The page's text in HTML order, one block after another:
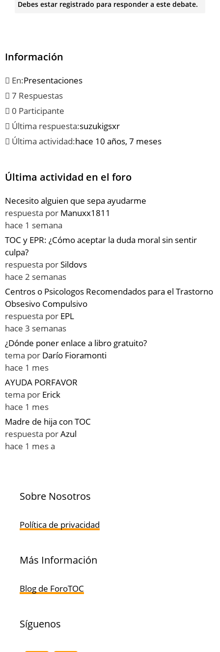
Debes estar registrado para responder a este debate.
Información
En:Presentaciones
7 Respuestas
0 Participante
Última respuesta:suzukigsxr
Última actividad:hace 10 años, 7 meses
Última actividad en el foro
Necesito alguien que sepa ayudarme
respuesta por Manuxx1811
hace 1 semana
TOC y EPR: ¿Cómo aceptar la duda moral sin sentir
culpa?
respuesta porSildovs
hace 2 semanas
Centros o Psicologos Recomendados para el Trastorno
Obsesivo Compulsivo
respuesta por EPL
hace 3 semanas
¿Dónde poner enlace a libro gratuito?
tema por Darío Fioramonti
hace 1 mes
AYUDA PORFAVOR
tema por Erick
hace 1 mes
Madre de hija con TOC
respuesta porAzul
hace 1 mes a
Sobre Nosotros
Política de privacidad
Más Información
Blog de ForoTOC
Síguenos